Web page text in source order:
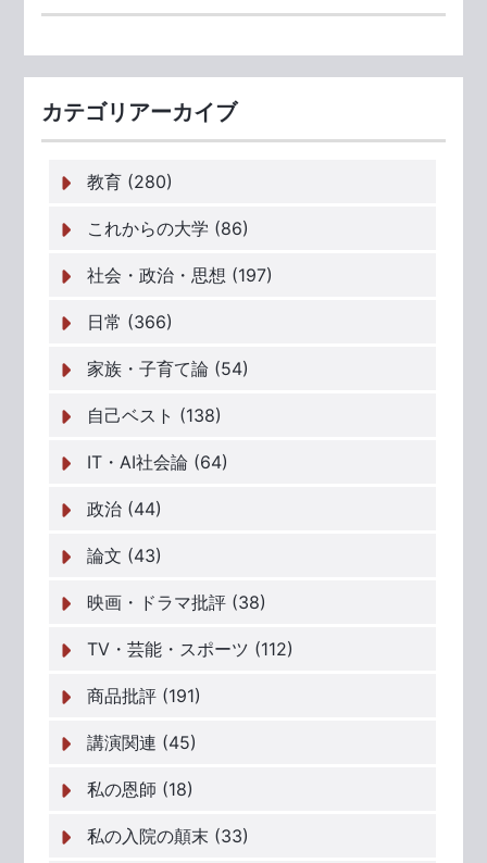
カテゴリアーカイブ
教育 (280)
これからの大学 (86)
社会・政治・思想 (197)
日常 (366)
家族・子育て論 (54)
自己ベスト (138)
IT・AI社会論 (64)
政治 (44)
論文 (43)
映画・ドラマ批評 (38)
TV・芸能・スポーツ (112)
商品批評 (191)
講演関連 (45)
私の恩師 (18)
私の入院の顛末 (33)